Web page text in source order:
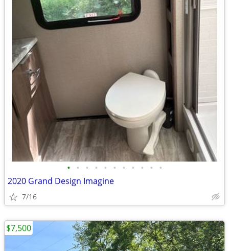
• • • • • • • • • • •
2020 Grand Design Imagine
7/16
$7,500